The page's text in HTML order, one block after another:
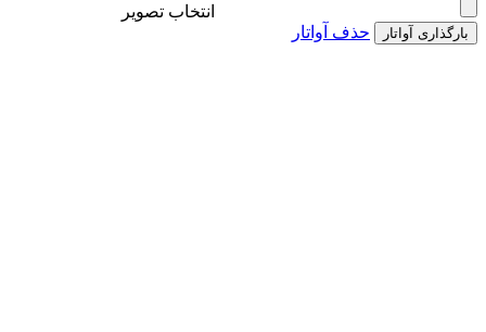
انتخاب تصویر
بارگذاری آواتار حذف آواتار